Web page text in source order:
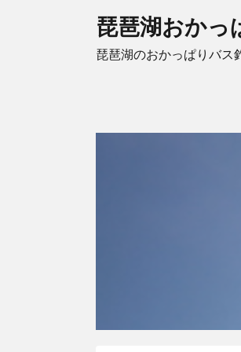
琵琶湖おかっ
琵琶湖のおかっぱりバス